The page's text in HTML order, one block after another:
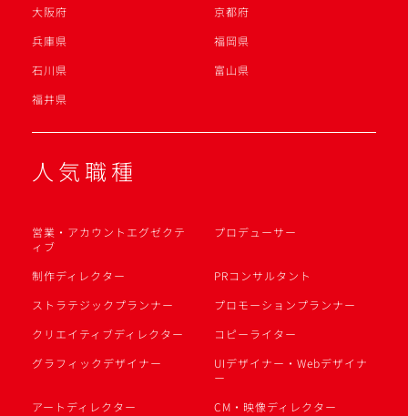
大阪府
京都府
兵庫県
福岡県
石川県
富山県
福井県
人気職種
営業・アカウントエグゼクテ
ィブ
プロデューサー
制作ディレクター
PRコンサルタント
ストラテジックプランナー
プロモーションプランナー
クリエイティブディレクター
コピーライター
グラフィックデザイナー
UIデザイナー・Webデザイナ
ー
アートディレクター
CM・映像ディレクター